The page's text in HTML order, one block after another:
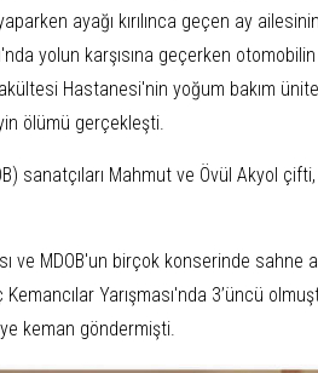
ayağı kırılınca geçen ay
yolun karşısına geçerken
Hastanesi'nin yoğum bakım
ölümü gerçekleşti.
sanatçıları Mahmut ve Övül Akyol çifti,
ve MDOB'un birçok konserinde sahne
Yarışması'nda 3’üncü
keman göndermişti.